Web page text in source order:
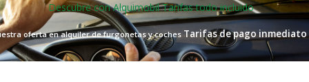
Descubre con AlquimobilTarifas todo incluido
oferta en alquiler de furgonetas y coches Tarifas de pago inmediato